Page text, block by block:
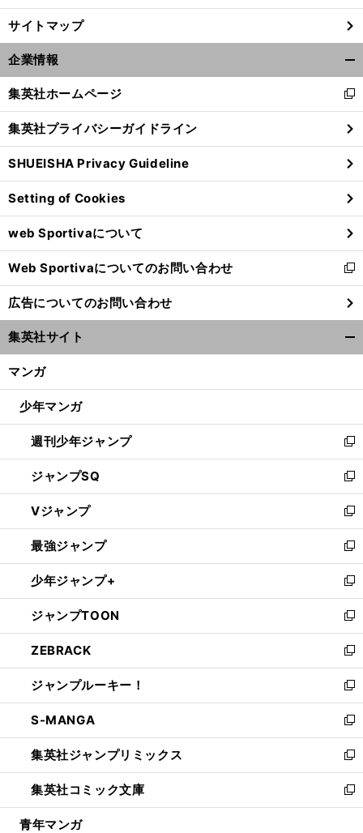
」
。 、
、
、
へ
サイトマップ
企業情報
閉
る
集英社ホームページ
新
し
い
ウ
ィ
ン
ド
ウ
で
開
く
集英社プライバシーガイドライン
SHUEISHA Privacy Guideline
Setting of Cookies
web Sportivaについて
Web Sportivaについてのお問い合わせ
新
し
い
ウ
ィ
ン
ウ
開
く
広告についてのお問い合わせ
集英社サイト
マンガ
少年マンガ
週刊少年ジャンプ
新
し
い
ウ
ィ
ン
ド
ウ
で
開
く
ジャンプSQ
新
し
い
ウ
ィ
ン
ド
ウ
で
開
く
Vジャンプ
新
し
い
ウ
ィ
ン
ド
ウ
で
開
く
最強ジャンプ
新
し
い
ウ
ィ
ン
ド
ウ
で
開
く
少年ジャンプ+
新
し
い
ウ
ィ
ン
ド
ウ
で
開
く
ジャンプTOON
新
し
い
ウ
ィ
ン
ド
ウ
で
開
く
ZEBRACK
新
し
い
ウ
ィ
ン
ド
ウ
で
開
ジャンプルーキー！
新
し
い
ウ
ィ
ン
ド
ウ
S-MANGA
新
し
い
ウ
ィ
ン
集英社ジャンプリミックス
新
し
い
ウ
集英社コミック文庫
新
し
青年マンガ